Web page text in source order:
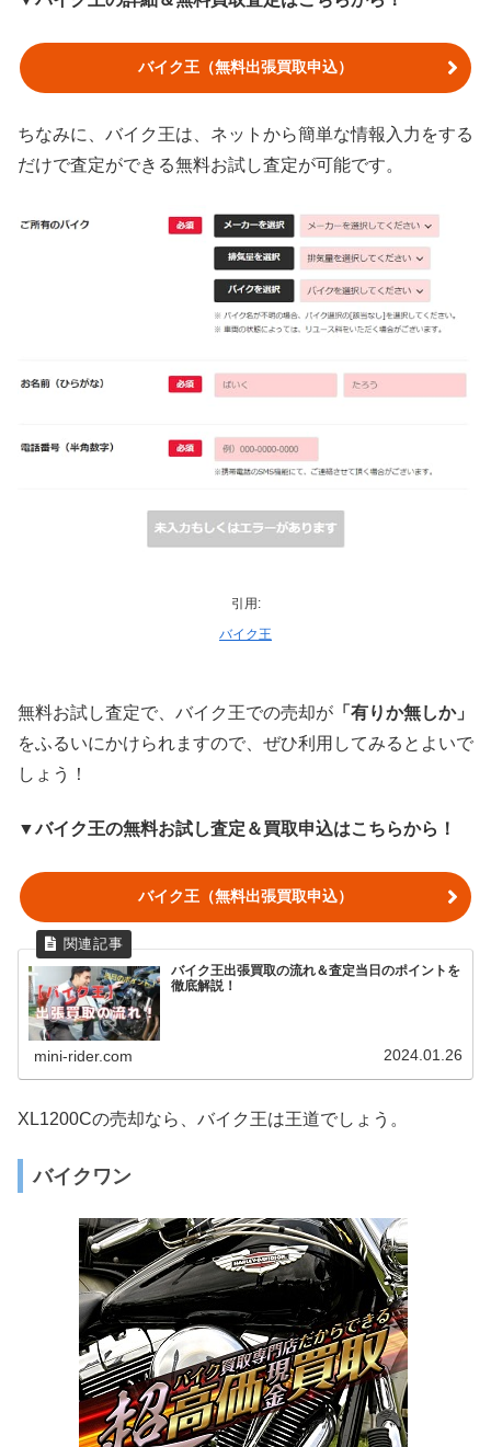
バイク王（無料出張買取申込）
ちなみに、バイク王は、ネットから簡単な情報入力をする
だけで査定ができる無料お試し査定が可能です。
引用:
バイク王
無料お試し査定で、バイク王での売却が 「有りか無しか」
をふるいにかけられますので、ぜひ利用してみるとよいで
しょう！
▼バイク王の無料お試し査定＆買取申込はこちらから！
バイク王（無料出張買取申込）
バイク王出張買取の流れ＆査定当日のポイントを
徹底解説！
mini-rider.com 2024.01.26
XL1200Cの売却なら、バイク王は王道でしょう。
バイクワン